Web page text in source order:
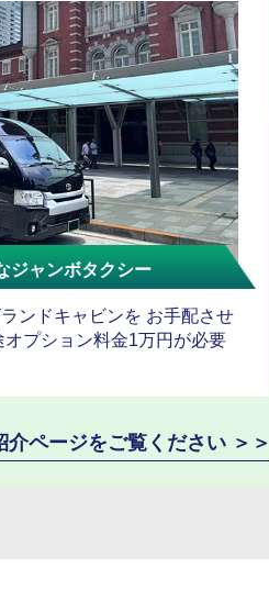
ジャンボタクシー
ンドキャビンを お手配させ
プション料金1万円が必要
介ページをご覧ください ＞＞